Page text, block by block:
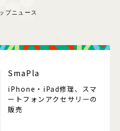
プニュース
SmaPla
iPhone・iPad修理、スマ
ートフォンアクセサリーの
販売